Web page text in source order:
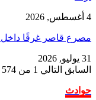
4 أغسطس, 2026
مصرع قاصر غرقًا داخل
31 يوليو, 2026
السابق التالي 1 من 574
حوادث